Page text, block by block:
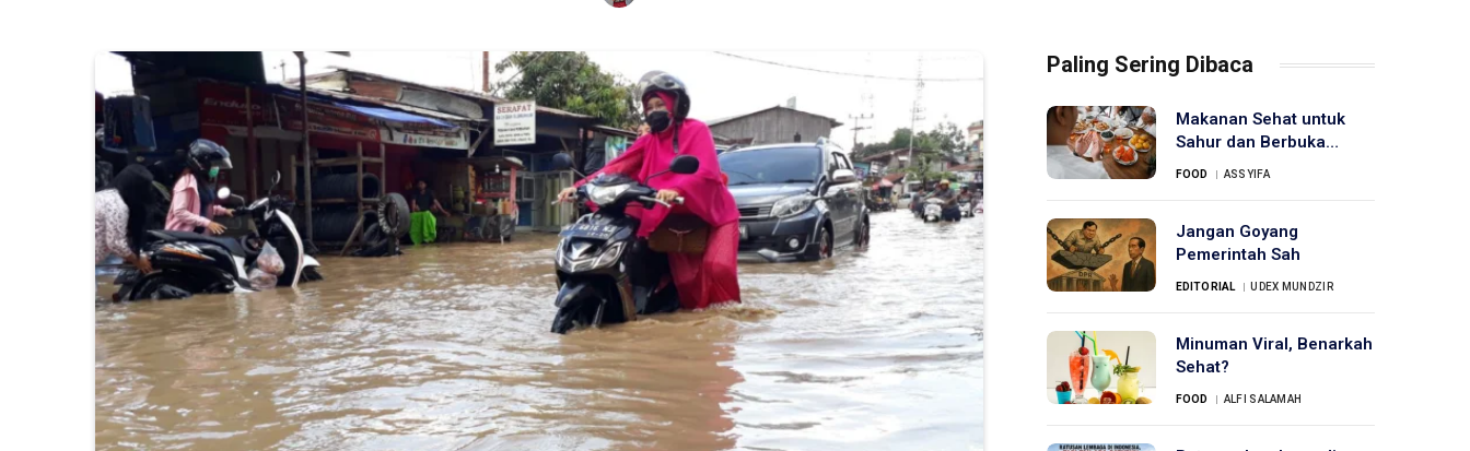
Paling Sering Dibaca
Makanan Sehat untuk
Sahur dan Berbuka
Puasa
FOOD ASSYIFA
Jangan Goyang
Pemerintah Sah
EDITORIAL UDEX MUNDZIR
Minuman Viral, Benarkah
Sehat?
FOOD ALFI SALAMAH